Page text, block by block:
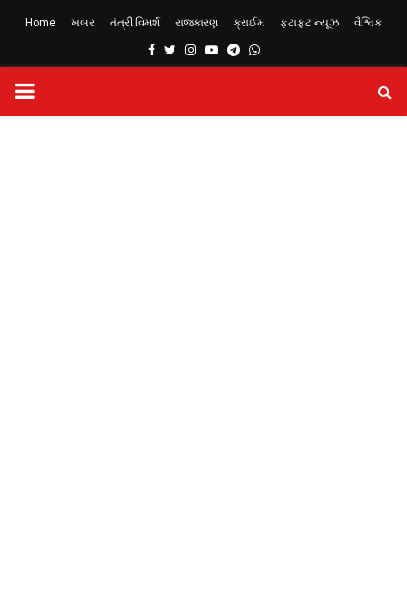
Home ખબર તંત્રી વિમર્શ રાજકારણ ક્રાઈમ ફટાફટ ન્યૂઝ વૈશ્વિક
Facebook
TwitterInstagram
YoutubeTelegram
Whatsapp
PRIMARY